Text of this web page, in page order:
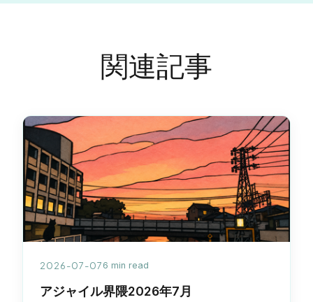
関連記事
2026-07-07 6 min read
アジャイル界隈2026年7月